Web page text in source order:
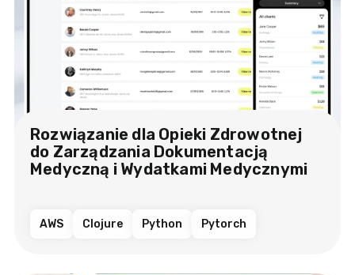
Rozwiązanie dla Opieki Zdrowotnej
do Zarządzania Dokumentacją
Medyczną i Wydatkami Medycznymi
AWS Clojure Python Pytorch